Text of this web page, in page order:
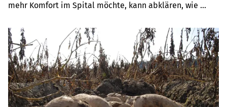
mehr Komfort im Spital möchte, kann abklären, wie
Krankenkassen verlangen einen korrekt ausgefüllten
Gesundheitsfragebogen, bevor sie neue Versicherte
aufnehmen.